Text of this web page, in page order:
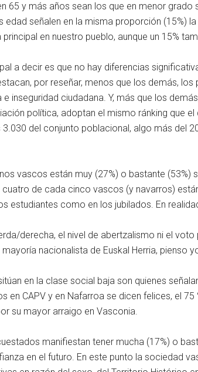
65 y más años sean los que en menor
señalen en la misma proporción (15%)
en nuestro pueblo, aunque un 15%
a decir es que no hay diferencias
por reseñar, menos que los demás,
inseguridad ciudadana. Y, más que los
política, adoptan el mismo ránking que
del conjunto poblacional, algo más del
vascos están muy (27%) o bastante
de cada cinco vascos (y navarros)
estudiantes como en los jubilados. En
derecha, el nivel de abertzalismo ni el
nacionalista de Euskal Herria, pienso
en la clase social baja son quienes
en CAPV y en Nafarroa se dicen felices, el
su mayor arraigo en Vasconia.
manifiestan tener mucha (17%) o
en el futuro. En este punto la sociedad